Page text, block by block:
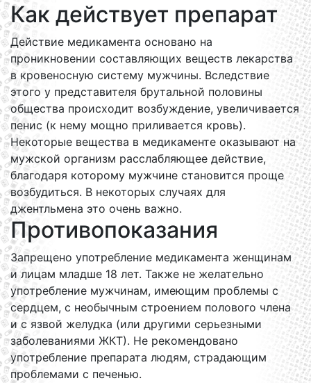
Как действует препарат
Действие медикамента основано на
проникновении составляющих веществ лекарства
в кровеносную систему мужчины. Вследствие
этого у представителя брутальной половины
общества происходит возбуждение, увеличивается
пенис (к нему мощно приливается кровь).
Некоторые вещества в медикаменте оказывают на
мужской организм расслабляющее действие,
благодаря которому мужчине становится проще
возбудиться. В некоторых случаях для
джентльмена это очень важно.
Противопоказания
Запрещено употребление медикамента женщинам
и лицам младше 18 лет. Также не желательно
употребление мужчинам, имеющим проблемы с
сердцем, с необычным строением полового члена
и с язвой желудка (или другими серьезными
заболеваниями ЖКТ). Не рекомендовано
употребление препарата людям, страдающим
проблемами с печенью.